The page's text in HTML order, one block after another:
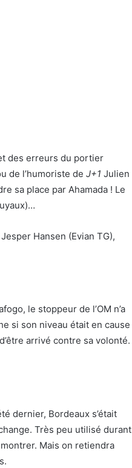
des erreurs du portier
de l’humoriste de J+1 Julien
sa place par Ahamada ! Le
Hansen (Evian TG),
le stoppeur de l’OM n’a
si son niveau était en cause
arrivé contre sa volonté.
dernier, Bordeaux s’était
Très peu utilisé durant
Mais on retiendra